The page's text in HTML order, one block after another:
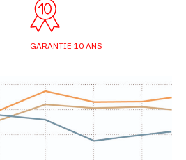
GARANTIE 10 ANS